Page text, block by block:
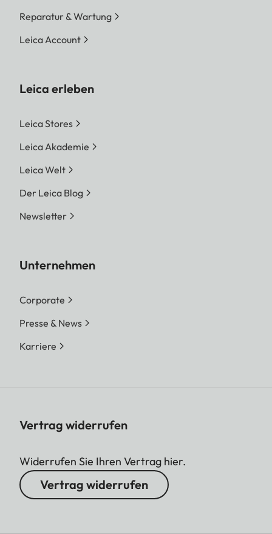
Reparatur & Wartung
Leica Account
Leica erleben
Leica Stores
Leica Akademie
Leica Welt
Der Leica Blog
Newsletter
Unternehmen
Corporate
Presse & News
Karriere
Vertrag widerrufen
Widerrufen Sie Ihren Vertrag hier.
Vertrag widerrufen